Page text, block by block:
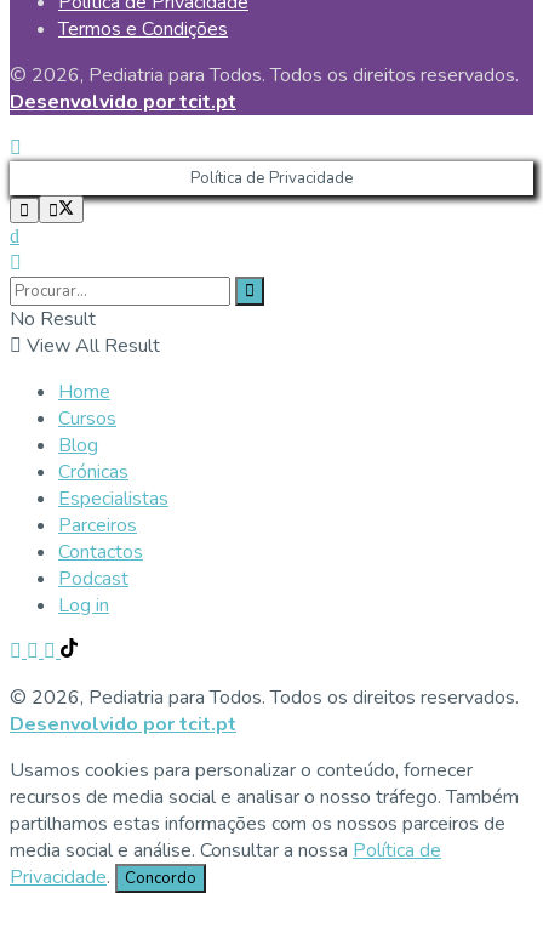
Termos e Condições
© 2026, Pediatria para Todos. Todos os direitos reservados.
Desenvolvido por tcit.pt
Política de Privacidade
No Result
View All Result
Home
Cursos
Blog
Crónicas
Especialistas
Parceiros
Contactos
Podcast
Log in
© 2026, Pediatria para Todos. Todos os direitos reservados.
Desenvolvido por tcit.pt
Usamos cookies para personalizar o conteúdo, fornecer
recursos de media social e analisar o nosso tráfego. Também
partilhamos estas informações com os nossos parceiros de
media social e análise. Consultar a nossa Política de
Privacidade. Concordo